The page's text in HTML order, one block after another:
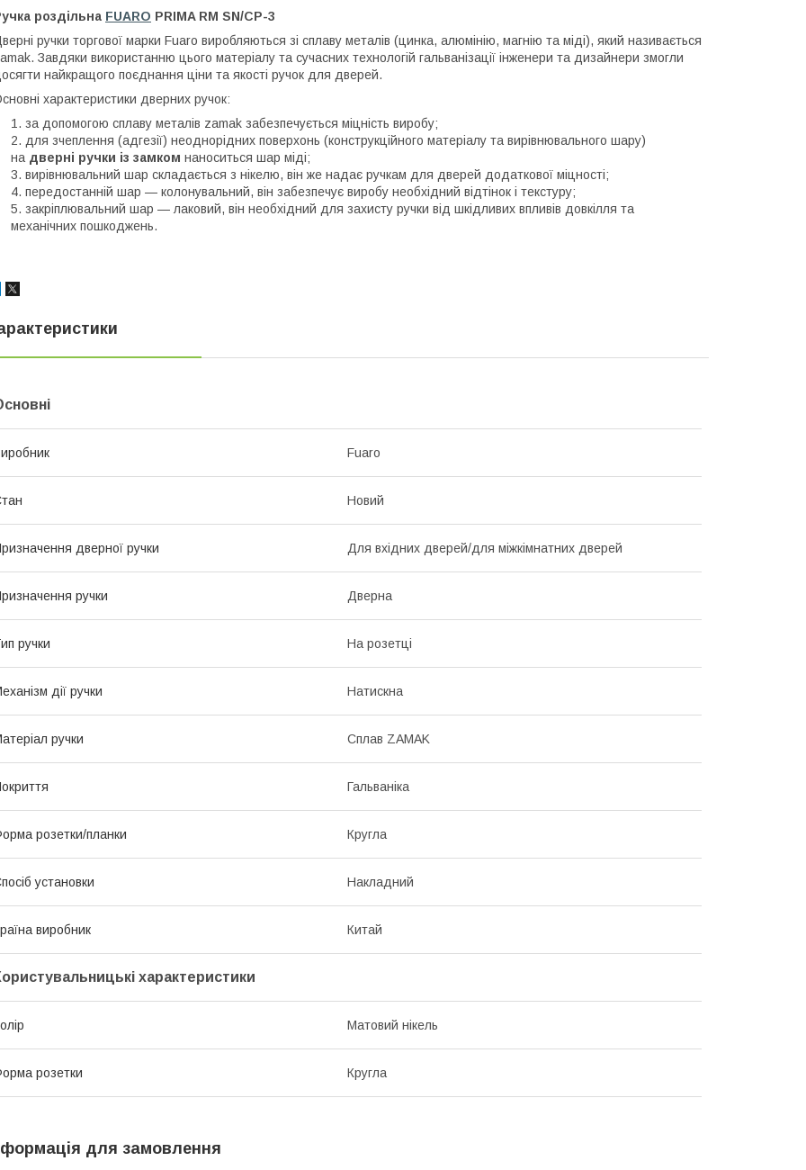
роздільна FUARO PRIMA RM SN/CP-3
ручки торгової марки Fuaro виробляються зі сплаву металів (цинка, алюмінію, магнію та міді), який називається
Завдяки використанню цього матеріалу та сучасних технологій гальванізації інженери та дизайнери змогли
найкращого поєднання ціни та якості ручок для дверей.
характеристики дверних ручок:
за допомогою сплаву металів zamak забезпечується міцність виробу;
для зчеплення (адгезії) неоднорідних поверхонь (конструкційного матеріалу та вирівнювального шару)
на дверні ручки із замком наноситься шар міді;
вирівнювальний шар складається з нікелю, він же надає ручкам для дверей додаткової міцності;
передостанній шар — колонувальний, він забезпечує виробу необхідний відтінок і текстуру;
закріплювальний шар — лаковий, він необхідний для захисту ручки від шкідливих впливів довкілля та
механічних пошкоджень.
Fuaro
Новий
дверної ручки Для вхідних дверей/для міжкімнатних дверей
ручки Дверна
ручки На розетці
дії ручки Натискна
ручки Сплав ZAMAK
Гальваніка
розетки/планки Кругла
установки Накладний
виробник Китай
характеристики
Матовий нікель
розетки Кругла
для замовлення